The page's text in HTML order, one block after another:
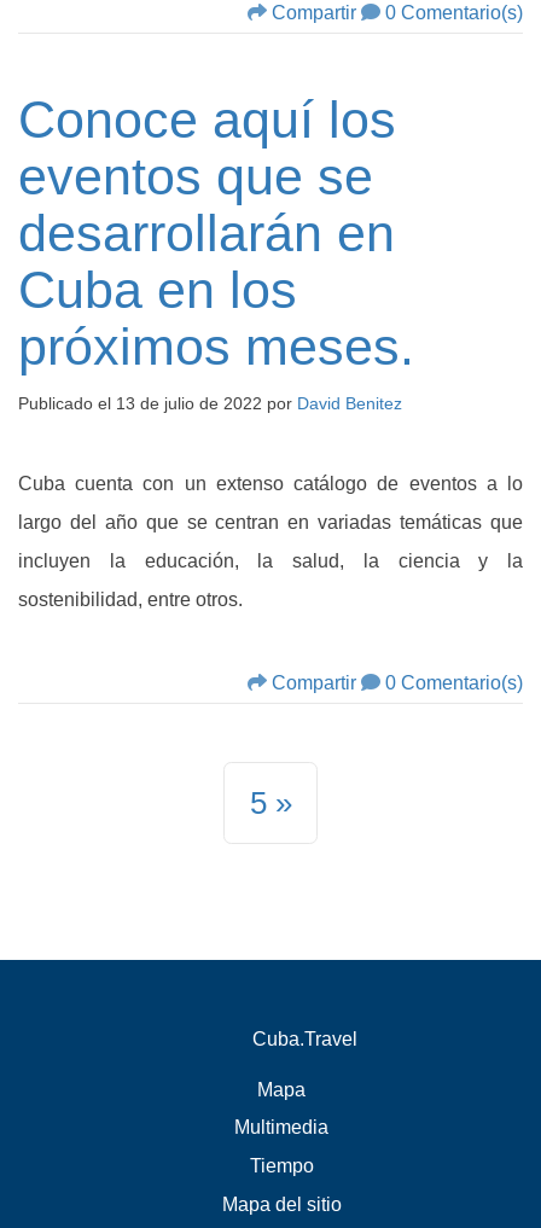
Compartir 0 Comentario(s)
Conoce aquí los
eventos que se
desarrollarán en
Cuba en los
próximos meses.
Publicado el 13 de julio de 2022 por David Benitez
Cuba cuenta con un extenso catálogo de eventos a lo
largo del año que se centran en variadas temáticas que
incluyen la educación, la salud, la ciencia y la
sostenibilidad, entre otros.
Compartir 0 Comentario(s)
5
Cuba.Travel
Mapa
Multimedia
Tiempo
Mapa del sitio